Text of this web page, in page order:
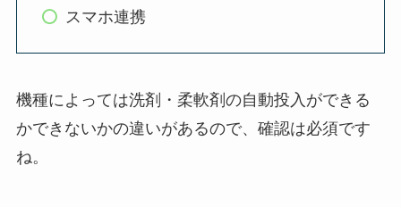
スマホ連携
機種によっては洗剤・柔軟剤の自動投入ができる
かできないかの違いがあるので、確認は必須です
ね。